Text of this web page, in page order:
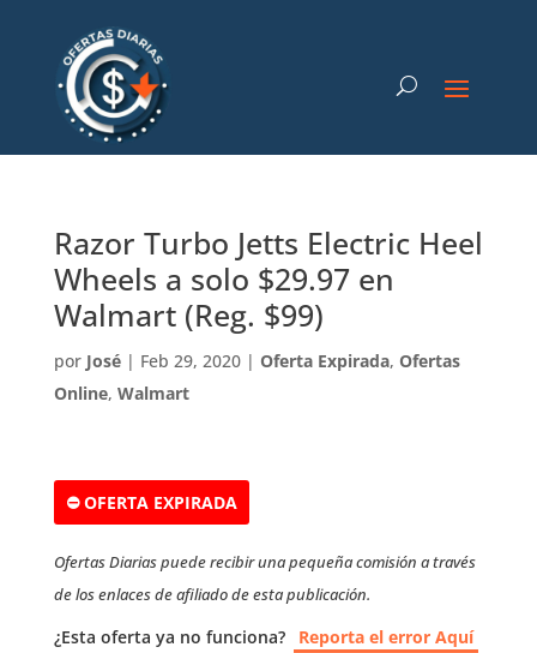
Razor Turbo Jetts Electric Heel
Wheels a solo $29.97 en
Walmart (Reg. $99)
por José| Feb 29, 2020| Oferta Expirada, Ofertas
Online, Walmart
⛔ OFERTA EXPIRADA
Ofertas Diarias puede recibir una pequeña comisión a través
de los enlaces de afiliado de esta publicación.
¿Esta oferta ya no funciona? Reporta el error Aquí